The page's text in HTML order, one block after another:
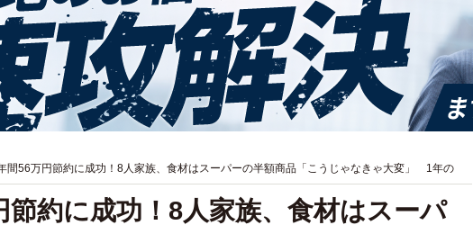
間56万円節約に成功！8人家族、食材はスーパーの半額商品「こうじゃなきゃ大変」 1年の
節約に成功！8人家族、食材はスーパ